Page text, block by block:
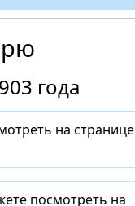
года
на странице
посмотреть на